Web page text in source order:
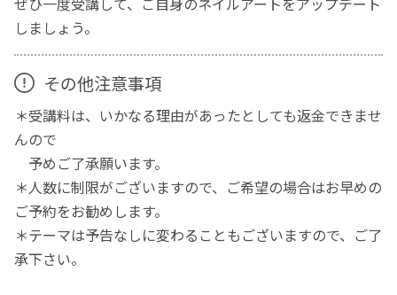
しましょう。
その他注意事項
＊受講料は、いかなる理由があったとしても返金できませ
んので
予めご了承願います。
＊人数に制限がございますので、ご希望の場合はお早めの
ご予約をお勧めします。
＊テーマは予告なしに変わることもございますので、ご了
承下さい。